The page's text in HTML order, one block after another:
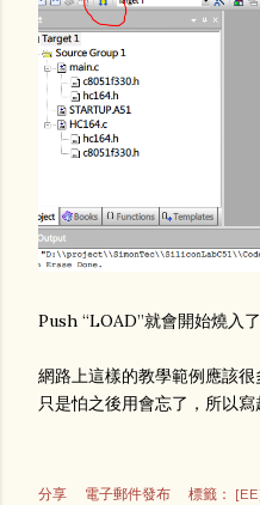
Push “LOAD”就會開始燒入
網路上這樣的教學範例應該很
只是怕之後用會忘了，所以寫
分享 電子郵件發布 標籤：